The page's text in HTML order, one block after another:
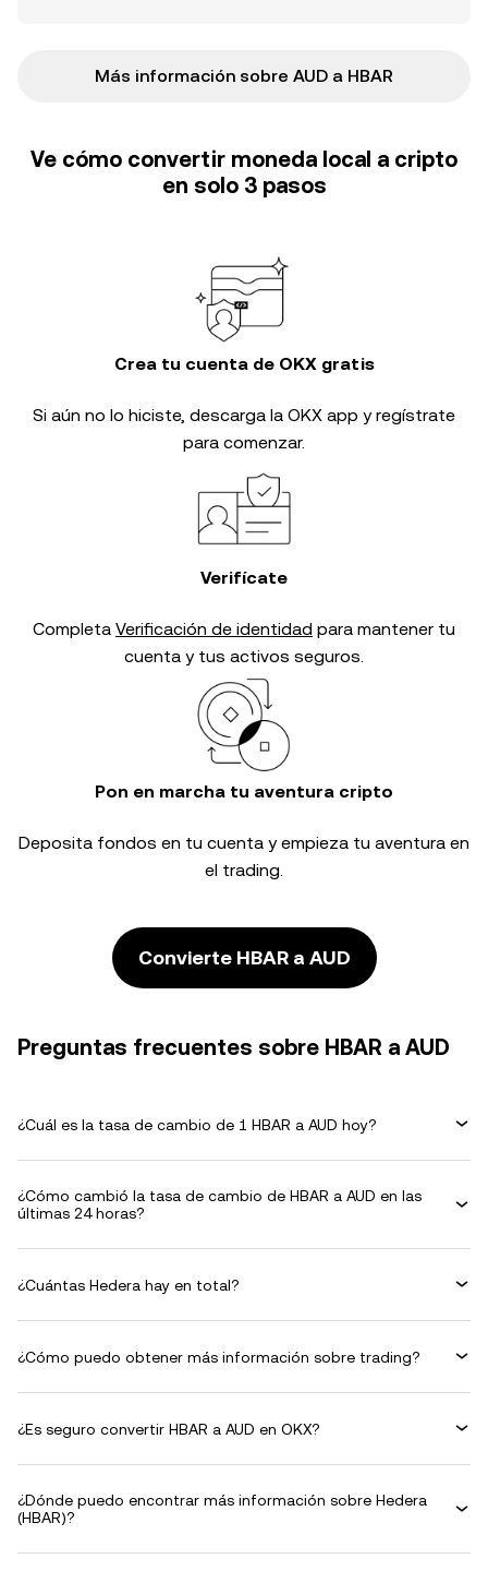
Más información sobre AUD a HBAR
Ve cómo convertir moneda local a cripto
en solo 3 pasos
Crea tu cuenta de OKX gratis
Si aún no lo hiciste, descarga la OKX app y regístrate
para comenzar.
Verifícate
Completa Verificación de identidad para mantener tu
cuenta y tus activos seguros.
Pon en marcha tu aventura cripto
Deposita fondos en tu cuenta y empieza tu aventura en
el trading.
Convierte HBAR a AUD
Preguntas frecuentes sobre HBAR a AUD
¿Cuál es la tasa de cambio de 1 HBAR a AUD hoy?
¿Cómo cambió la tasa de cambio de HBAR a AUD en las
últimas 24 horas?
¿Cuántas Hedera hay en total?
¿Cómo puedo obtener más información sobre trading?
¿Es seguro convertir HBAR a AUD en OKX?
¿Dónde puedo encontrar más información sobre Hedera
(HBAR)?